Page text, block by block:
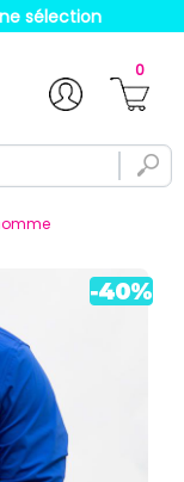
sélection
0